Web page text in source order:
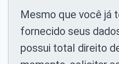
Mesmo que você já
fornecido seus
possui total direito